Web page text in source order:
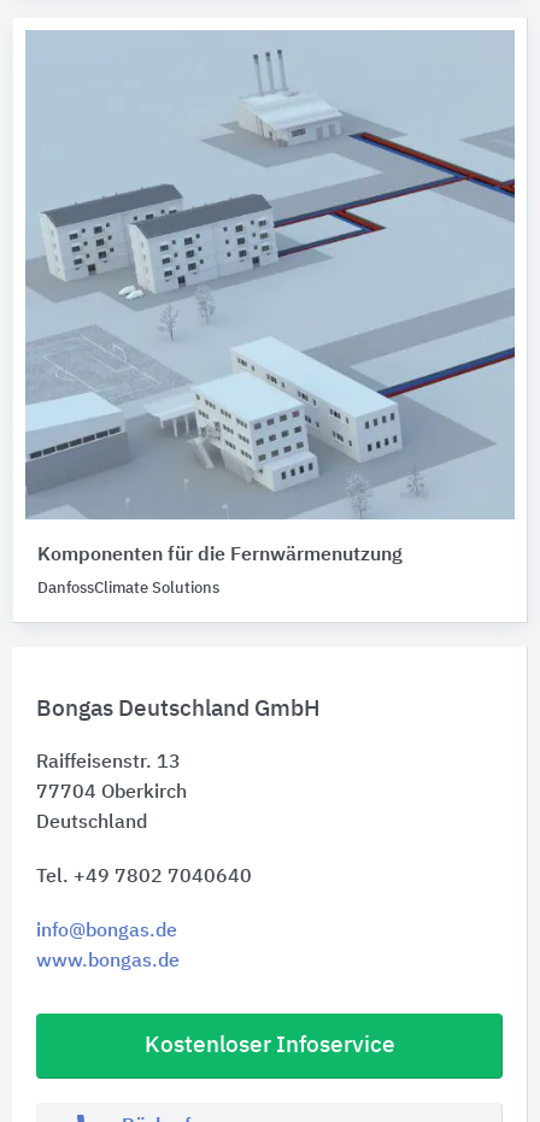
Bongas Deutschland GmbH
Raiffeisenstr. 13
77704 Oberkirch
Deutschland
Tel. +49 7802 7040640
info@bongas.de
www.bongas.de
Kostenloser Infoservice
Komponenten für die Fernwärmenutzung
DanfossClimate Solutions